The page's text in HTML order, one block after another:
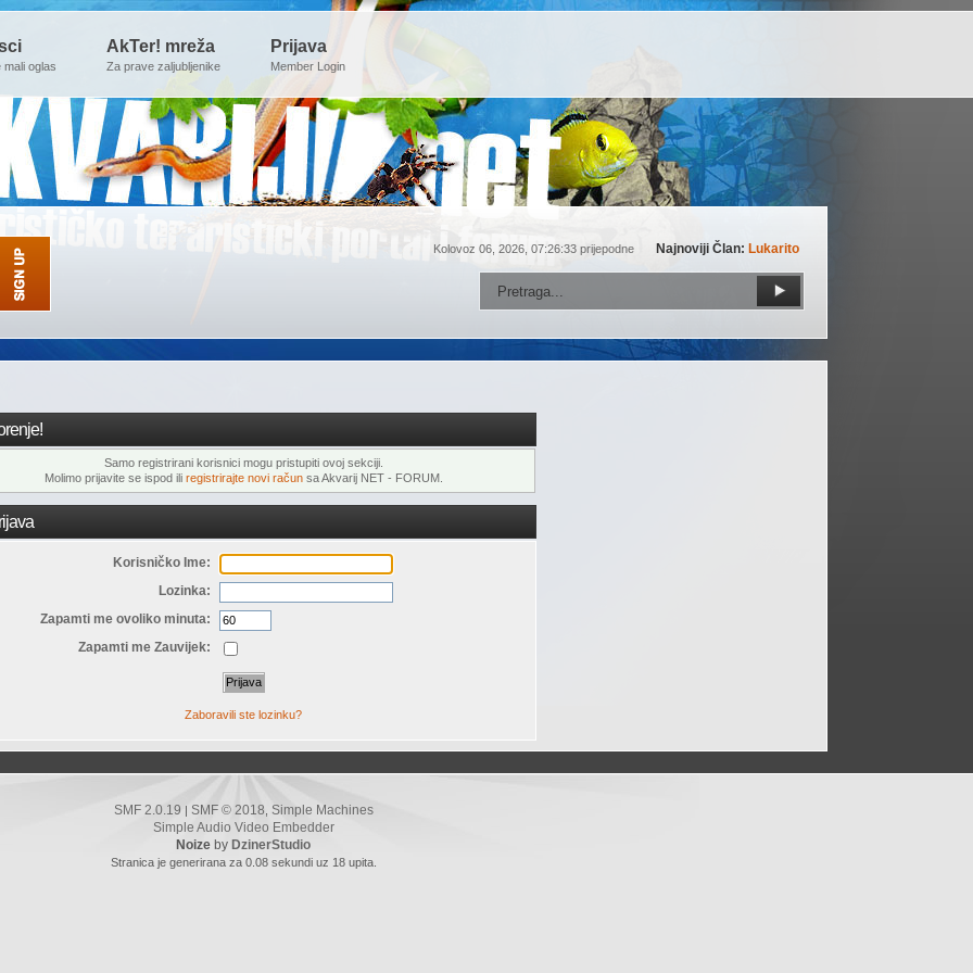
mali oglas
AkTer! mreža
Za prave zaljubljenike
Prijava
Member Login
Kolovoz 06, 2026, 07:26:33 prijepodne Najnoviji Član: Lukarito
Samo registrirani korisnici mogu pristupiti ovoj sekciji.
Molimo prijavite se ispod ili registrirajte novi računsa Akvarij NET - FORUM.
Korisničko Ime:
Lozinka:
Zapamti me ovoliko minuta:
Zapamti me Zauvijek:
Zaboravili ste lozinku?
SMF 2.0.19 SMF © 2018 Simple Machines
Simple Audio Video Embedder
Noize by DzinerStudio
Stranica je generirana za 0.08 sekundi uz 18 upita.